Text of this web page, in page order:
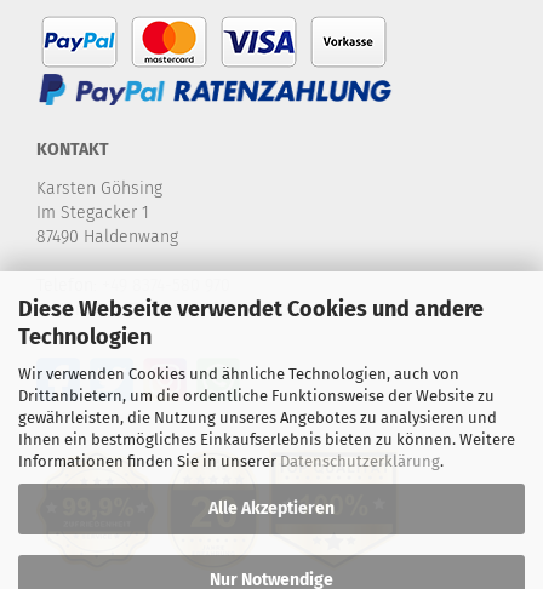
Diese Webseite verwendet Cookies und andere
Technologien
Wir verwenden Cookies und ähnliche Technologien, auch von
Drittanbietern, um die ordentliche Funktionsweise der Website zu
gewährleisten, die Nutzung unseres Angebotes zu analysieren und
Ihnen ein bestmögliches Einkaufserlebnis bieten zu können. Weitere
Informationen finden Sie in unserer Datenschutzerklärung.
Alle Akzeptieren
Nur Notwendige
KONTAKT
Karsten Göhsing
Im Stegacker 1
87490 Haldenwang
E-Mail:info@karstensdartshop.de